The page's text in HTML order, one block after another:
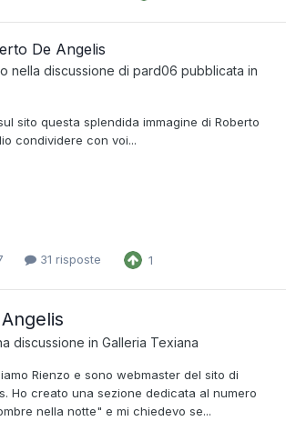
De Angelis
nella discussione di pard06 pubblicata in
sito questa splendida immagine di Roberto
condividere con voi...
31 risposte 1
discussione in Galleria Texiana
Rienzo e sono webmaster del sito di
Ho creato una sezione dedicata al numero
nella notte" e mi chiedevo se...